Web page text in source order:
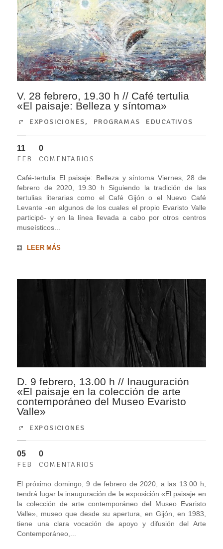
V. 28 febrero, 19.30 h // Café tertulia
«El paisaje: Belleza y síntoma»
EXPOSICIONES, PROGRAMAS EDUCATIVOS
11
FEB
0
COMENTARIOS
Café-tertulia El paisaje: Belleza y síntoma Viernes, 28 de
febrero de 2020, 19.30 h Siguiendo la tradición de las
tertulias literarias como el Café Gijón o el Nuevo Café
Levante -en algunos de los cuales el propio Evaristo Valle
participó- y en la línea llevada a cabo por otros centros
museísticos...
LEER MÁS
D. 9 febrero, 13.00 h // Inauguración
«El paisaje en la colección de arte
contemporáneo del Museo Evaristo
Valle»
EXPOSICIONES
05
FEB
0
COMENTARIOS
El próximo domingo, 9 de febrero de 2020, a las 13.00 h,
tendrá lugar la inauguración de la exposición «El paisaje en
la colección de arte contemporáneo del Museo Evaristo
Valle», museo que desde su apertura, en Gijón, en 1983,
tiene una clara vocación de apoyo y difusión del Arte
Contemporáneo,...